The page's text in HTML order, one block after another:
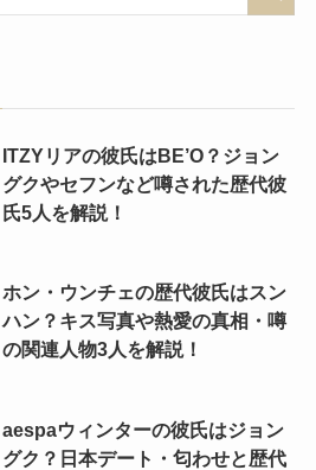
ITZYリアの彼氏はBE’O？ジョン
グクやセフンなど噂された歴代彼
氏5人を解説！
ホン・ウンチェの歴代彼氏はスン
ハン？キス写真や熱愛の真相・噂
の関連人物3人を解説！
aespaウィンターの彼氏はジョン
グク？日本デート・匂わせと歴代